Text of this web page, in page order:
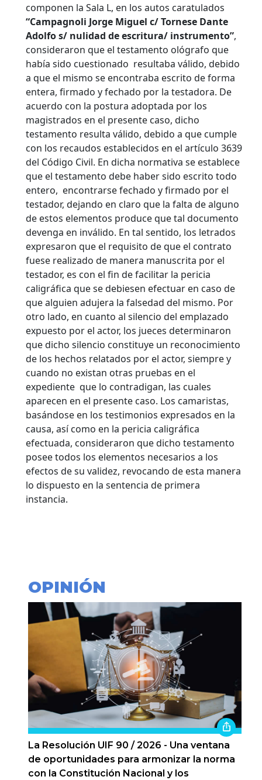
componen la Sala L, en los autos caratulados
“Campagnoli Jorge Miguel c/ Tornese Dante
Adolfo s/ nulidad de escritura/ instrumento”,
consideraron que el testamento ológrafo que
había sido cuestionado resultaba válido, debido
a que el mismo se encontraba escrito de forma
entera, firmado y fechado por la testadora. De
acuerdo con la postura adoptada por los
magistrados en el presente caso, dicho
testamento resulta válido, debido a que cumple
con los recaudos establecidos en el artículo 3639
del Código Civil. En dicha normativa se establece
que el testamento debe haber sido escrito todo
entero, encontrarse fechado y firmado por el
testador, dejando en claro que la falta de alguno
de estos elementos produce que tal documento
devenga en inválido. En tal sentido, los letrados
expresaron que el requisito de que el contrato
fuese realizado de manera manuscrita por el
testador, es con el fin de facilitar la pericia
caligráfica que se debiesen efectuar en caso de
que alguien adujera la falsedad del mismo. Por
otro lado, en cuanto al silencio del emplazado
expuesto por el actor, los jueces determinaron
que dicho silencio constituye un reconocimiento
de los hechos relatados por el actor, siempre y
cuando no existan otras pruebas en el
expediente que lo contradigan, las cuales
aparecen en el presente caso. Los camaristas,
basándose en los testimonios expresados en la
causa, así como en la pericia caligráfica
efectuada, consideraron que dicho testamento
posee todos los elementos necesarios a los
efectos de su validez, revocando de esta manera
lo dispuesto en la sentencia de primera
instancia.
OPINIÓN
La Resolución UIF 90 / 2026 - Una ventana
de oportunidades para armonizar la norma
con la Constitución Nacional y los